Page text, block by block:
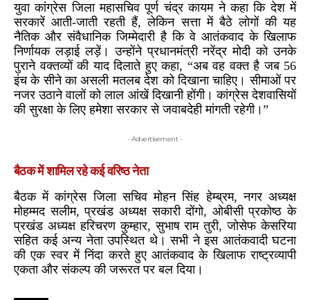
युवा कांग्रेस जिला महासचिव पूर्ण चंद्र कायम ने कहा कि देश में
सरकारें आती-जाती रहती हैं, लेकिन सत्ता में बैठे लोगों की यह
नैतिक और संवैधानिक जिम्मेदारी है कि वे आतंकवाद के खिलाफ
निर्णायक लड़ाई लड़ें। उन्होंने प्रधानमंत्री नरेंद्र मोदी को उनके
पुराने वक्तव्यों की याद दिलाते हुए कहा, “अब वह वक्त है जब 56
इंच के सीने का असली मतलब देश को दिखाना चाहिए। सीमाओं पर
नजर उठाने वालों को लाल आंखें दिखानी होंगी। कांग्रेस देशवासियों
की सुरक्षा के लिए हमेशा सरकार से जवाबदेही मांगती रहेगी।”
- Advertisement -
बैठक में शामिल रहे कई वरिष्ठ नेता
बैठक में कांग्रेस जिला सचिव मोहन सिंह हेम्ब्रम, नगर अध्यक्ष
मोहम्मद सलीम, प्रखंड अध्यक्ष सकारी दोंगो, ओबीसी प्रकोष्ठ के
प्रखंड अध्यक्ष हरिचरण कुम्हार, सुभाष राम तुरी, जोसेफ केसरिया
सहित कई अन्य नेता उपस्थित थे। सभी ने इस आतंकवादी घटना
की एक स्वर में निंदा करते हुए आतंकवाद के खिलाफ राष्ट्रव्यापी
एकता और संकल्प की जरूरत पर बल दिया।